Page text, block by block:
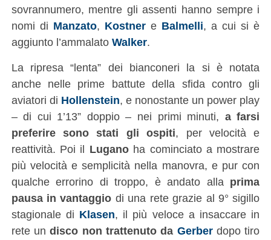
sovrannumero, mentre gli assenti hanno sempre i
nomi di Manzato, Kostnere Balmelli, a cui si è
aggiunto l’ammalato Walker.
La ripresa “lenta” dei bianconeri la si è notata
anche nelle prime battute della sfida contro gli
aviatori di Hollenstein, e nonostante un power play
– di cui 1’13” doppio – nei primi minuti, a farsi
preferire sono stati gli ospiti, per velocità e
reattività. Poi il Luganoha cominciato a mostrare
più velocità e semplicità nella manovra, e pur con
qualche errorino di troppo, è andato alla prima
pausa in vantaggio di una rete grazie al 9° sigillo
stagionale di Klasen, il più veloce a insaccare in
rete undisco non trattenuto da Gerberdopo tiro